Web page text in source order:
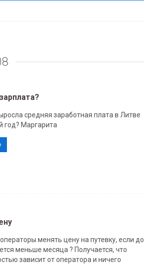
средняя заработная плата в Литве
год? Маргарита
менять цену на путевку, если до
меньше месяца ? Получается, что
зависит от оператора и ничего